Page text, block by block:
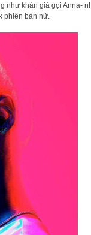
như khán giả gọi Anna-
phiên bản nữ.